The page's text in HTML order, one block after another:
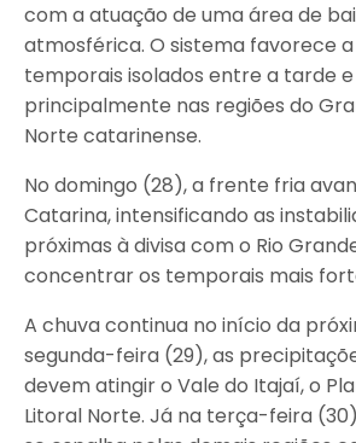
com a atuação de uma área de
atmosférica. O sistema favorece
temporais isolados entre a tarde
principalmente nas regiões do
Norte catarinense.
No domingo (28), a frente fria
Catarina, intensificando as
próximas à divisa com o Rio
concentrar os temporais mais
A chuva continua no início da
segunda-feira (29), as
devem atingir o Vale do Itajaí, o
Litoral Norte. Já na terça-feira